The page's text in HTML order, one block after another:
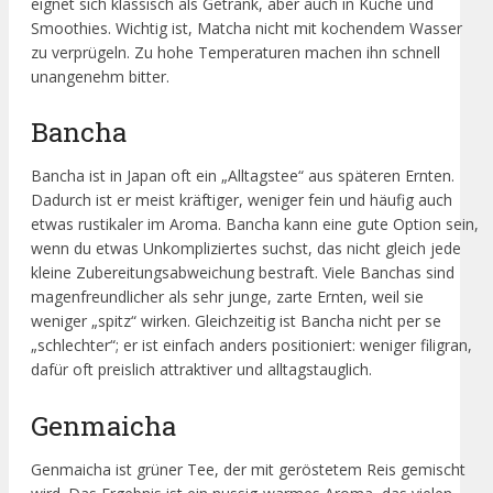
Smoothies. Wichtig ist, Matcha nicht mit kochendem Wasser
zu verprügeln. Zu hohe Temperaturen machen ihn schnell
unangenehm bitter.
Bancha
Bancha ist in Japan oft ein „Alltagstee“ aus späteren Ernten.
Dadurch ist er meist kräftiger, weniger fein und häufig auch
etwas rustikaler im Aroma. Bancha kann eine gute Option sein,
wenn du etwas Unkompliziertes suchst, das nicht gleich jede
kleine Zubereitungsabweichung bestraft. Viele Banchas sind
magenfreundlicher als sehr junge, zarte Ernten, weil sie
weniger „spitz“ wirken. Gleichzeitig ist Bancha nicht per se
„schlechter“; er ist einfach anders positioniert: weniger filigran,
dafür oft preislich attraktiver und alltagstauglich.
Genmaicha
Genmaicha ist grüner Tee, der mit geröstetem Reis gemischt